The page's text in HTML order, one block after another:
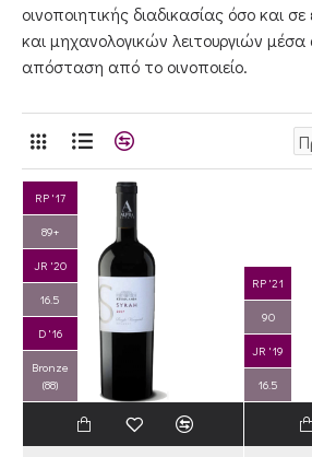
οινοποιητικής διαδικασίας όσο και
και μηχανολογικών λειτουργιών
απόσταση από το οινοποιείο.
RP '17
89+
JR '20
16.5
D '16
Bronze
(88)
RP '21
90
JR '19
16.5